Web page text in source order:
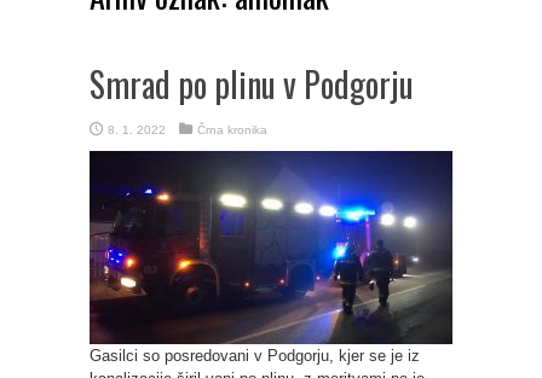
Smrad po plinu v Podgorju
8. 1. 2022 Črna kronika
Gasilci so posredovani v Podgorju, kjer se je iz